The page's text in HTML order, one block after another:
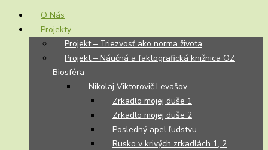
O Nás
Projekty
Projekt – Triezvosť ako norma života
Projekt – Náučná a faktografická knižnica OZ
Biosféra
Nikolaj Viktorovič Levašov
Zrkadlo mojej duše 1
Zrkadlo mojej duše 2
Posledný apel ľudstvu
Rusko v krivých zrkadlách 1, 2